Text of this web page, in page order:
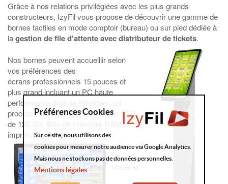
Grâce à nos relations privilégiées avec les plus grands
constructeurs, IzyFil vous propose de découvrir une gamme de
bornes tactiles en mode comptoir (bureau) ou sur pied dédiée à
lagestion de file d'attente avec distributeur de tickets.
Nos bornes peuvent accueillir selon
vos préférences des
écrans professionnels 15 pouces et
plus grand incluant un PC haute
performance doté de Windows, un
processeur Intel Core, disque dur SSD
de 120 Go, 8Go de mémoire RAM et
imprimante thermique.
Le
Préférences Cookies
Sur ce site, nous utilisons des
cookies pour mesurer notre audience via Google Analytics.
Mais nous ne stockons pas de données personnelles.
Mentions légales